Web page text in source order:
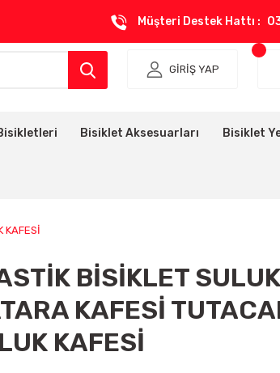
Müşteri Destek Hattı :
GİRİŞ YAP
Bisiklet Aksesuarları Bisiklet
KAFESİ
BİSİKLET SULUK
KAFESİ
KAFESİ